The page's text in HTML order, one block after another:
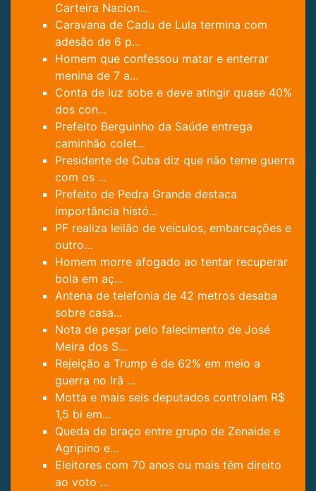
Carteira Nacion...
Caravana de Cadu de Lula termina com
adesão de 6 p...
Homem que confessou matar e enterrar
menina de 7 a...
Conta de luz sobe e deve atingir quase 40%
dos con...
Prefeito Berguinho da Saúde entrega
caminhão colet...
Presidente de Cuba diz que não teme guerra
com os ...
Prefeito de Pedra Grande destaca
importância histó...
PF realiza leilão de veículos, embarcações e
outro...
Homem morre afogado ao tentar recuperar
bola em aç...
Antena de telefonia de 42 metros desaba
sobre casa...
Nota de pesar pelo falecimento de José
Meira dos S...
Rejeição a Trump é de 62% em meio a
guerra no Irã ...
Motta e mais seis deputados controlam R$
1,5 bi em...
Queda de braço entre grupo de Zenaide e
Agripino e...
Eleitores com 70 anos ou mais têm direito
ao voto ...